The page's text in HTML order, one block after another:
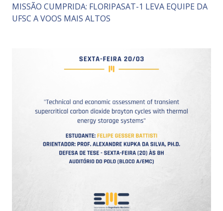
MISSÃO CUMPRIDA: FLORIPASAT-1 LEVA EQUIPE DA
UFSC A VOOS MAIS ALTOS